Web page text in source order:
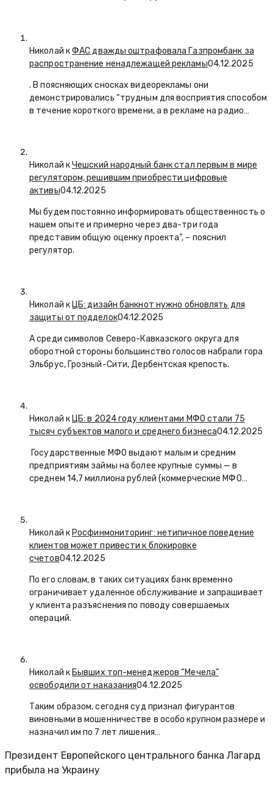
Николай кФАС дважды оштрафовала Газпромбанк за
распространение ненадлежащей рекламы04.12.2025
. В поясняющих сносках видеорекламы они
демонстрировались “трудным для восприятия способом
в течение короткого времени, а в рекламе на радио…
Николай кЧешский народный банк стал первым в мире
регулятором, решившим приобрести цифровые
активы04.12.2025
Мы будем постоянно информировать общественность о
нашем опыте и примерно через два-три года
представим общую оценку проекта”, – пояснил
регулятор.
Николай к ЦБ: дизайн банкнот нужно обновлять для
защиты от подделок04.12.2025
А среди символов Северо-Кавказского округа для
оборотной стороны большинство голосов набрали гора
Эльбрус, Грозный-Сити, Дербентская крепость.
Николай к ЦБ: в 2024 году клиентами МФО стали 75
тысяч субъектов малого и среднего бизнеса04.12.2025
Государственные МФО выдают малым и средним
предприятиям займы на более крупные суммы — в
среднем 14,7 миллиона рублей (коммерческие МФО…
Николай к Росфинмониторинг: нетипичное поведение
клиентов может привести к блокировке
счетов04.12.2025
По его словам, в таких ситуациях банк временно
ограничивает удаленное обслуживание и запрашивает
у клиента разъяснения по поводу совершаемых
операций.
Николай к Бывших топ-менеджеров “Мечела”
освободили от наказания04.12.2025
Таким образом, сегодня суд признал фигурантов
виновными в мошенничестве в особо крупном размере и
назначил им по 7 лет лишения…
Президент Европейского центрального банка Лагард
прибыла на Украину